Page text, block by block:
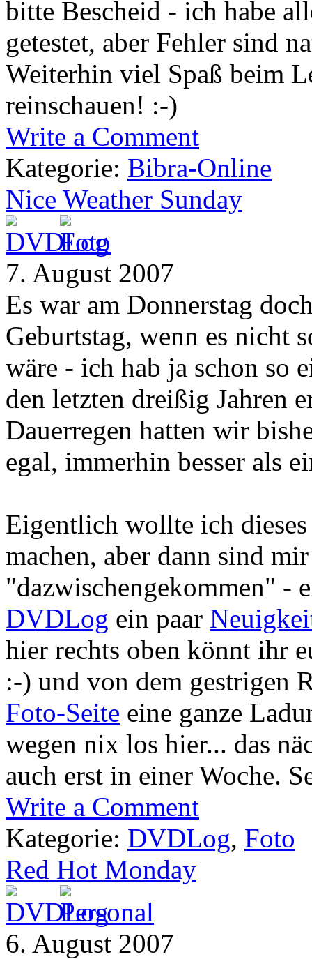
bitte Bescheid - ich habe
getestet, aber Fehler sind
Weiterhin viel Spaß beim
reinschauen! :-)
Write a Comment
Kategorie: Bibra-Online
Nice Weather Sunday
7. August 2007
Es war am Donnerstag
Geburtstag, wenn es nicht
wäre - ich hab ja schon so
den letzten dreißig Jahren
Dauerregen hatten wir
egal, immerhin besser als
Eigentlich wollte ich
machen, aber dann sind
"dazwischengekommen" -
DVDLog ein paar
hier rechts oben könnt ihr
:-) und von dem gestrigen
Foto-Seite eine ganze
wegen nix los hier... das
auch erst in einer Woche.
Write a Comment
Kategorie: DVDLog, Foto
Red Hot Monday
6. August 2007